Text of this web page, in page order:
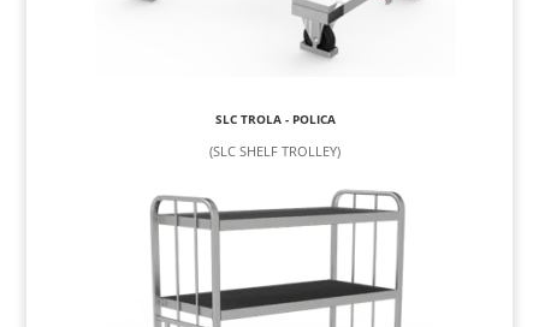
SLC TROLA - POLICA
(SLC SHELF TROLLEY)